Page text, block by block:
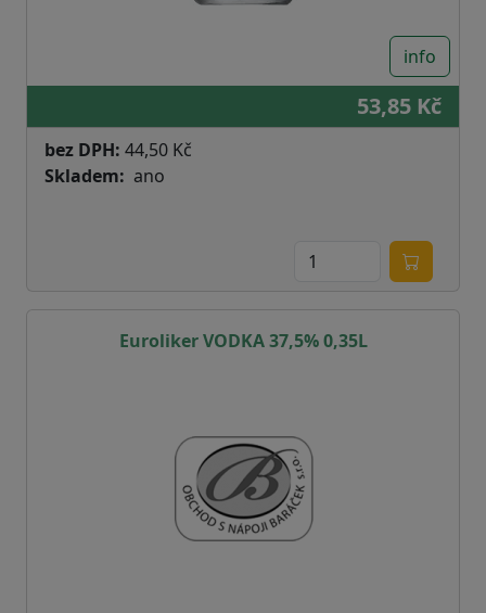
info
53,85 Kč
bez DPH: 44,50 Kč
Skladem
ano
Euroliker VODKA 37,5% 0,35L